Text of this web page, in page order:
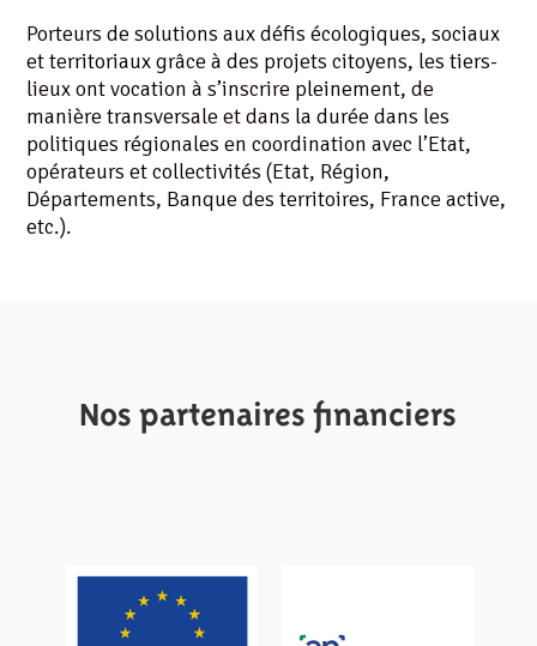
Porteurs de solutions aux défis écologiques, sociaux
et territoriaux grâce à des projets citoyens, les tiers-
lieux ont vocation à s’inscrire pleinement, de
manière transversale et dans la durée dans les
politiques régionales en coordination avec l’Etat,
opérateurs et collectivités (Etat, Région,
Départements, Banque des territoires, France active,
etc.).
Nos partenaires financiers